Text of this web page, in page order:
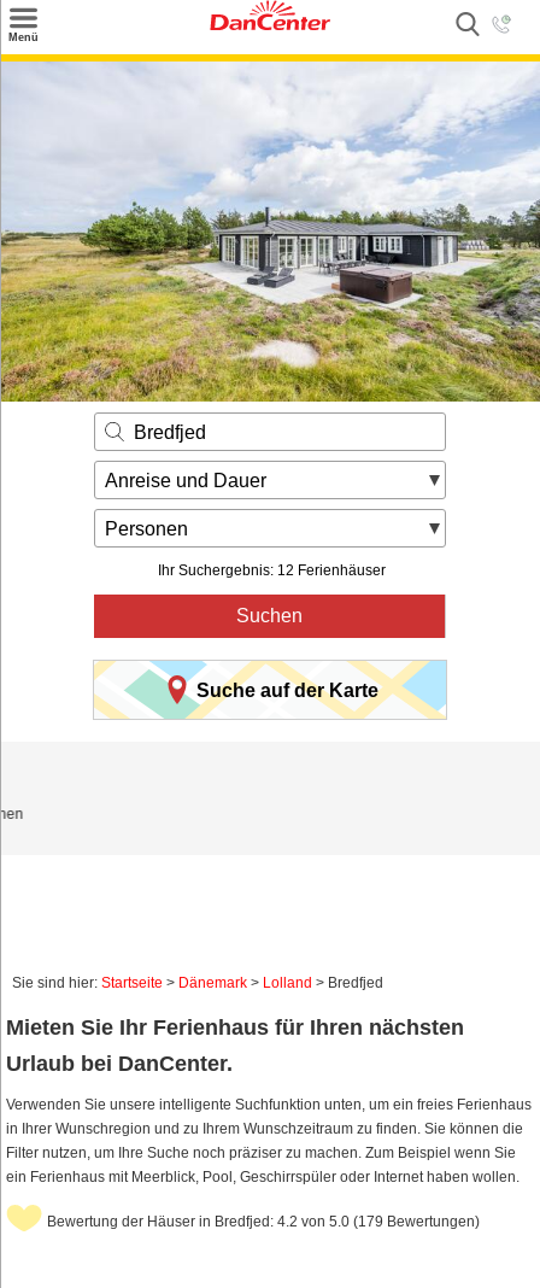
Menü
Angebote
Inspiration
Kontakt
Gut zu wissen
Login
Bredfjed
Anreise und Dauer
Personen
Ihr Suchergebnis: 12 Ferienhäuser
Suchen
Suche auf der Karte
Sie sind hier: Startseite > Dänemark > Lolland > Bredfjed
Mieten Sie Ihr Ferienhaus für Ihren nächsten
Urlaub bei DanCenter.
Verwenden Sie unsere intelligente Suchfunktion unten, um ein freies Ferienhaus
in Ihrer Wunschregion und zu Ihrem Wunschzeitraum zu finden. Sie können die
Filter nutzen, um Ihre Suche noch präziser zu machen. Zum Beispiel wenn Sie
ein Ferienhaus mit Meerblick, Pool, Geschirrspüler oder Internet haben wollen.
Bewertung der Häuser in Bredfjed: 4.2 von 5.0 (179 Bewertungen)